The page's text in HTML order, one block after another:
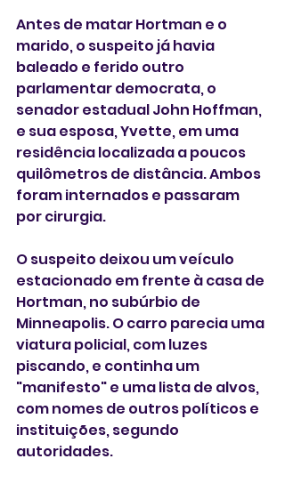
Antes de matar Hortman e o
marido, o suspeito já havia
baleado e ferido outro
parlamentar democrata, o
senador estadual John Hoffman,
e sua esposa, Yvette, em uma
residência localizada a poucos
quilômetros de distância. Ambos
foram internados e passaram
por cirurgia.
O suspeito deixou um veículo
estacionado em frente à casa de
Hortman, no subúrbio de
Minneapolis. O carro parecia uma
viatura policial, com luzes
piscando, e continha um
"manifesto" e uma lista de alvos,
com nomes de outros políticos e
instituições, segundo
autoridades.